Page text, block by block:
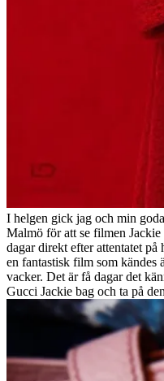
I helgen gick jag och min
Malmö för att se filmen
dagar direkt efter attentatet
en fantastisk film som kändes
vacker. Det är få dagar det
Gucci Jackie bag och ta på